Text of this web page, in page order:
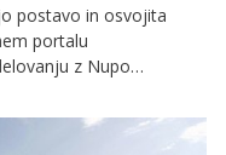
postavo in osvojita
portalu
z Nupo
in se potegovali za